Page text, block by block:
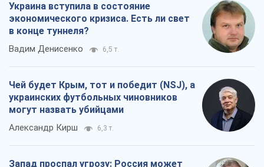
Украина вступила в состояние
экономического кризиса. Есть ли свет
в конце туннеля?
Вадим Денисенко 6,5 т.
Чей будет Крым, тот и победит (NSJ), а
украинских футбольных чиновников
могут назвать убийцами
Александр Кирш 6,3 т.
Запад проспал угрозу: Россия может